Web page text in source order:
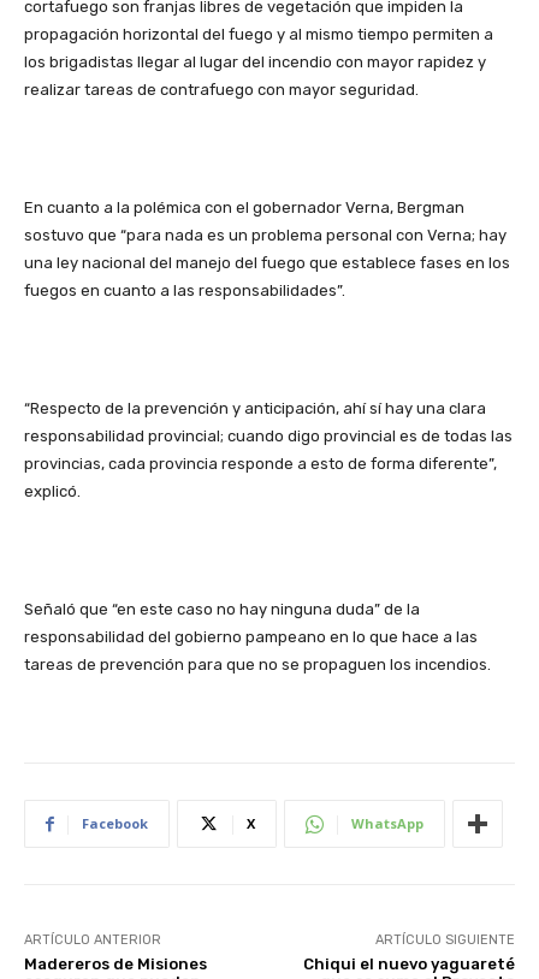
cortafuego son franjas libres de vegetación que impiden la
propagación horizontal del fuego y al mismo tiempo permiten a
los brigadistas llegar al lugar del incendio con mayor rapidez y
realizar tareas de contrafuego con mayor seguridad.
En cuanto a la polémica con el gobernador Verna, Bergman
sostuvo que “para nada es un problema personal con Verna; hay
una ley nacional del manejo del fuego que establece fases en los
fuegos en cuanto a las responsabilidades”.
“Respecto de la prevención y anticipación, ahí sí hay una clara
responsabilidad provincial; cuando digo provincial es de todas las
provincias, cada provincia responde a esto de forma diferente”,
explicó.
Señaló que “en este caso no hay ninguna duda” de la
responsabilidad del gobierno pampeano en lo que hace a las
tareas de prevención para que no se propaguen los incendios.
Facebook X WhatsApp
ARTÍCULO ANTERIOR
Madereros de Misiones
ARTÍCULO SIGUIENTE
Chiqui el nuevo yaguareté